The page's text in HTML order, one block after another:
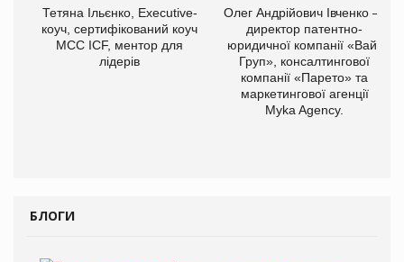
Тетяна Ільєнко, Executive-
коуч, сертифікований коуч
МСС ICF, ментор для
лідерів
Олег Андрійович Івченко —
директор патентно-
юридичної компанії «Вайз
Груп», консалтингової
компанії «Парето» та
маркетингової агенції
Myka Agency.
БЛОГИ